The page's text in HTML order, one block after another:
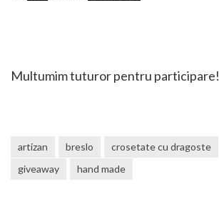
Multumim tuturor pentru participare!
artizan breslo crosetate cu dragoste
giveaway
hand made